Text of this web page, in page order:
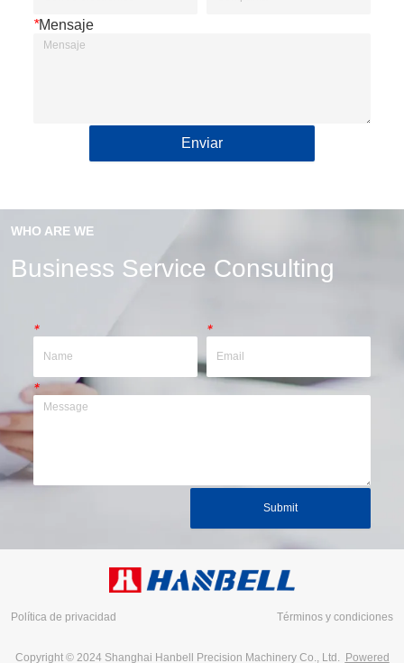
*Mensaje
Enviar
WHO ARE WE
Business Service Consulting
* *
*
Submit
Política de privacidad Términos y condiciones
Copyright © 2024 Shanghai Hanbell Precision Machinery Co., Ltd. Powered